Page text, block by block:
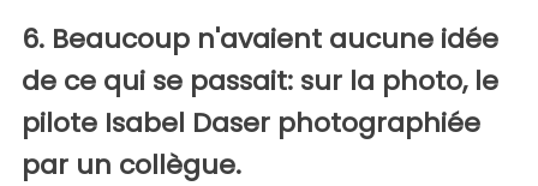
6. Beaucoup n'avaient aucune idée
de ce qui se passait: sur la photo, le
pilote Isabel Daser photographiée
par un collègue.